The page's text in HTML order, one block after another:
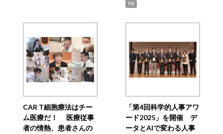
PR
CAR T細胞療法はチー
ム医療だ！ 医療従事
者の情熱、患者さんの
「第4回科学的人事アワ
ード2025」を開催 デ
ータとAIで変わる人事